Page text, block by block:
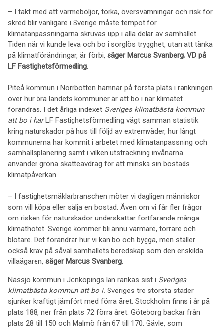
– I takt med att värmeböljor, torka, översvämningar och risk för
skred blir vanligare i Sverige måste tempot för
klimatanpassningarna skruvas upp i alla delar av samhället.
Tiden när vi kunde leva och bo i sorglös trygghet, utan att tänka
på klimatförändringar, är förbi, säger Marcus Svanberg, VD på
LF Fastighetsförmedling.
Piteå kommun i Norrbotten hamnar på första plats i rankningen
över hur bra landets kommuner är att bo i när klimatet
förändras. I det årliga indexet Sveriges klimatbästa kommun
att bo i harLF Fastighetsförmedling vägt samman statistik
kring naturskador på hus till följd av extremväder, hur långt
kommunerna har kommit i arbetet med klimatanpassning och
samhällsplanering samt i vilken utsträckning invånarna
använder gröna skatteavdrag för att minska sin bostads
klimatpåverkan.
– I fastighetsmäklarbranschen möter vi dagligen människor
som vill köpa eller sälja en bostad. Även om vi får fler frågor
om risken för naturskador underskattar fortfarande många
klimathotet. Sverige kommer bli ännu varmare, torrare och
blötare. Det förändrar hur vi kan bo och bygga, men ställer
också krav på såväl samhällets beredskap som den enskilda
villaägaren, säger Marcus Svanberg.
Nässjö kommun i Jönköpings län rankas sist i Sveriges
klimatbästa kommun att bo i. Sveriges tre största städer
sjunker kraftigt jämfört med förra året. Stockholm finns i år på
plats 188, ner från plats 72 förra året. Göteborg backar från
plats 28 till 150 och Malmö från 67 till 170. Gävle, som